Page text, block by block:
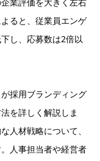
ると、従業員エンゲ
し、応募数は2倍以
採用ブランディング
を詳しく解説しま
人材戦略について、
人事担当者や経営者